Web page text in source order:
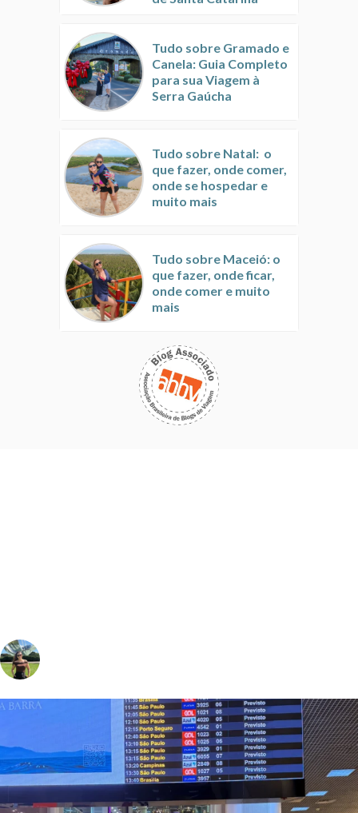
Tudo sobre Gramado e
Canela: Guia Completo
para sua Viagem à
Serra Gaúcha
Tudo sobre Natal: o
que fazer, onde comer,
onde se hospedar e
muito mais
Tudo sobre Maceió: o
que fazer, onde ficar,
onde comer e muito
mais